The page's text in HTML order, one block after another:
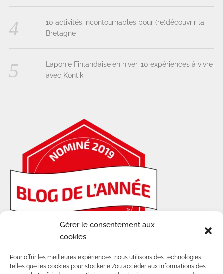
Gérer le consentement aux
cookies
Pour offrir les meilleures expériences, nous utilisons des technologies
telles que les cookies pour stocker et/ou accéder aux informations des
10 activités incontournables pour (re)découvrir la
Bretagne
Laponie Finlandaise en hiver, 10 expériences à vivre
avec Kontiki